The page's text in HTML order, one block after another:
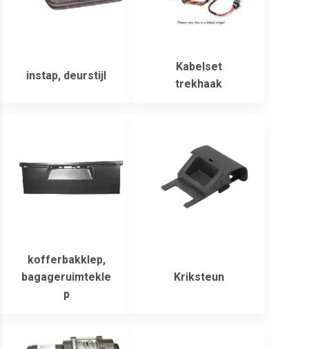
instap, deurstijl
Kabelset
trekhaak
kofferbakklep,
bagageruimtekle
p
Kriksteun